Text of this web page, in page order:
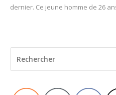
dernier. Ce jeune homme de 26
POUR
: